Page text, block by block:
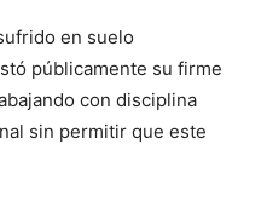
en suelo
públicamente su firme
con disciplina
sin permitir que este